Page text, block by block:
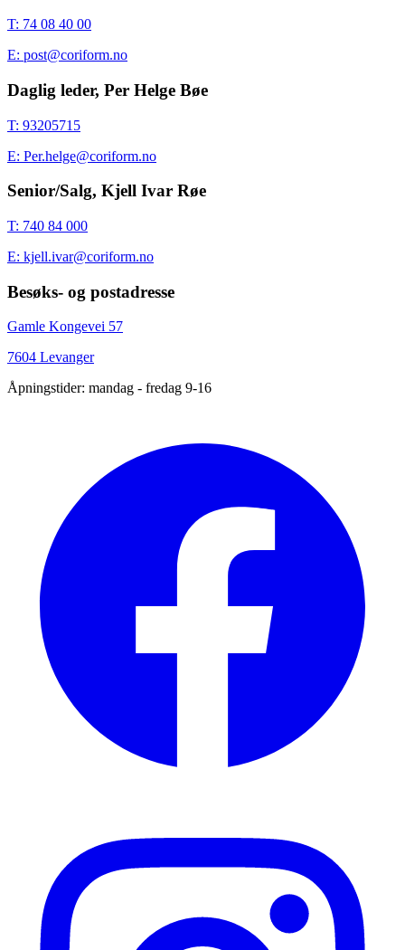
T: 74 08 40 00
E: post@coriform.no
Daglig leder, Per Helge Bøe
T: 93205715
E: Per.helge@coriform.no
Senior/Salg, Kjell Ivar Røe
T: 740 84 000
E: kjell.ivar@coriform.no
Besøks- og postadresse
Gamle Kongevei 57
7604 Levanger
Åpningstider: mandag - fredag 9-16